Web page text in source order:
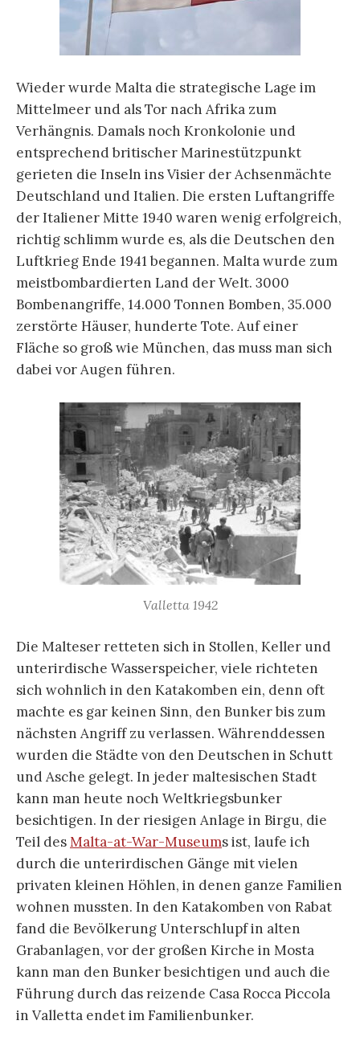
Wieder wurde Malta die strategische Lage im
Mittelmeer und als Tor nach Afrika zum
Verhängnis. Damals noch Kronkolonie und
entsprechend britischer Marinestützpunkt
gerieten die Inseln ins Visier der Achsenmächte
Deutschland und Italien. Die ersten Luftangriffe
der Italiener Mitte 1940 waren wenig erfolgreich,
richtig schlimm wurde es, als die Deutschen den
Luftkrieg Ende 1941 begannen. Malta wurde zum
meistbombardierten Land der Welt. 3000
Bombenangriffe, 14.000 Tonnen Bomben, 35.000
zerstörte Häuser, hunderte Tote. Auf einer
Fläche so groß wie München, das muss man sich
dabei vor Augen führen.
Valletta 1942
Die Malteser retteten sich in Stollen, Keller und
unterirdische Wasserspeicher, viele richteten
sich wohnlich in den Katakomben ein, denn oft
machte es gar keinen Sinn, den Bunker bis zum
nächsten Angriff zu verlassen. Währenddessen
wurden die Städte von den Deutschen in Schutt
und Asche gelegt. In jeder maltesischen Stadt
kann man heute noch Weltkriegsbunker
besichtigen. In der riesigen Anlage in Birgu, die
Teil desMalta-at-War-Museums ist, laufe ich
durch die unterirdischen Gänge mit vielen
privaten kleinen Höhlen, in denen ganze Familien
wohnen mussten. In den Katakomben von Rabat
fand die Bevölkerung Unterschlupf in alten
Grabanlagen, vor der großen Kirche in Mosta
kann man den Bunker besichtigen und auch die
Führung durch das reizende Casa Rocca Piccola
in Valletta endet im Familienbunker.